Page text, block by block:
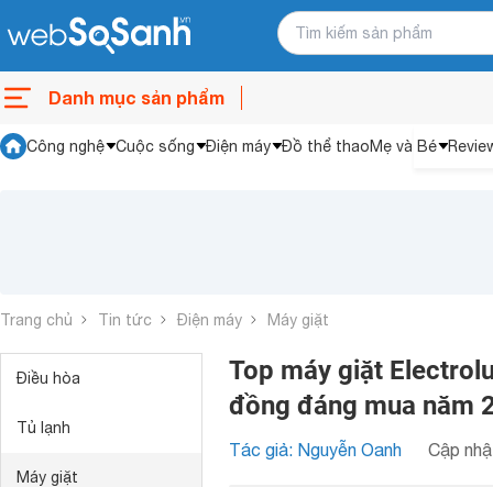
Danh mục sản phẩm
Công nghệ Cuộc sống Điện máy Đồ thể thaoMẹ và Bé
Trang chủ Tin tức Điện máy Máy giặt
Điều hòa
Tủ lạnh
Máy giặt
Top máy giặt
đồng đáng mua năm
Tác giả: Nguyễn Oanh Cập